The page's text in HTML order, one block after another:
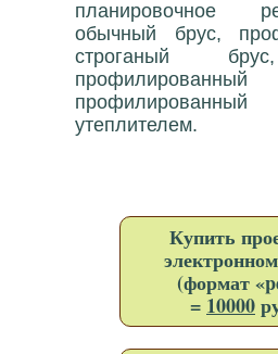
планировочное
обычный брус,
строганый
утеплителем.
Купить
(формат
= 10000